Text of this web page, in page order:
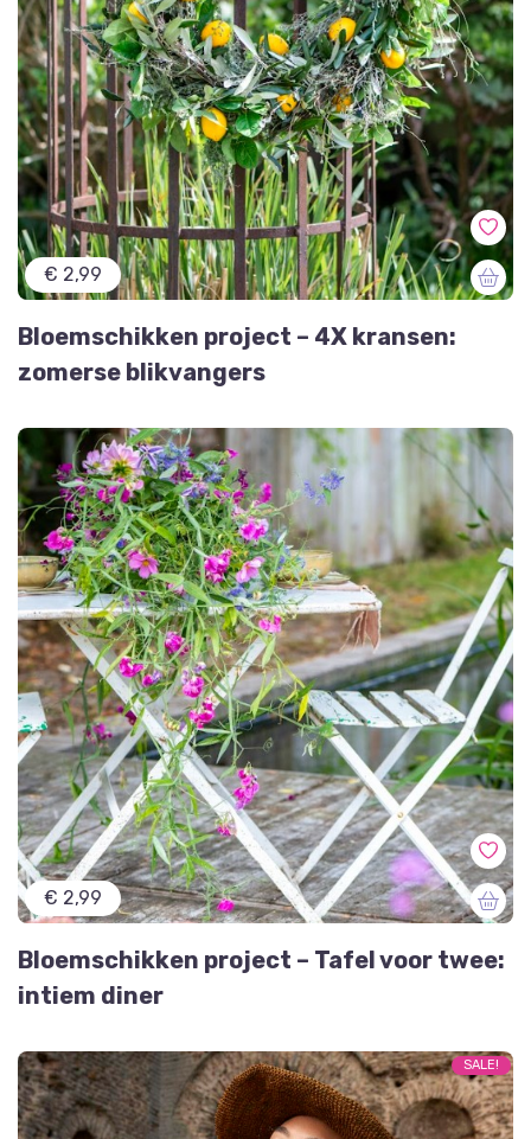
€ 2,99
Bloemschikken project – 4X kransen:
zomerse blikvangers
€ 2,99
Bloemschikken project – Tafel voor twee:
intiem diner
SALE!